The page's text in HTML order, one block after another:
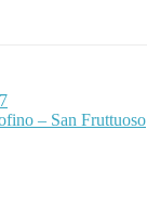
– San Fruttuoso